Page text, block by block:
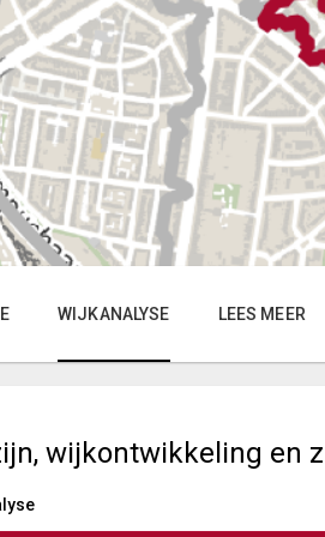
WIJKANALYSE LEES MEER
wijkontwikkeling en